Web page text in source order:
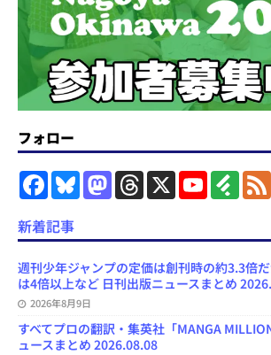
フォロー
F
a
e
b
o
k
B
s
y
M
a
o
o
n
T
h
a
s
X
Y
o
u
e
C
h
n
n
F
e
l
新着記事
週刊少年ジャンプの定価は創刊時の約3.3倍
は4倍以上など 日刊出版ニュースまとめ
2026年8月9日
すべてプロの翻訳・集英社「MANGA
ュースまとめ 2026.08.08